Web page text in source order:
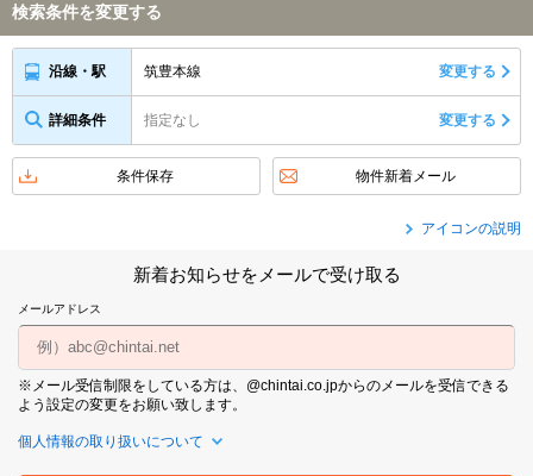
検索条件を変更する
沿線・駅 筑豊本線 変更する
詳細条件 指定なし 変更する
条件保存 物件新着メール
アイコンの説明
新着お知らせをメールで受け取る
メールアドレス
※メール受信制限をしている方は、@chintai.co.jpからのメールを受信できる
よう設定の変更をお願い致します。
個人情報の取り扱いについて